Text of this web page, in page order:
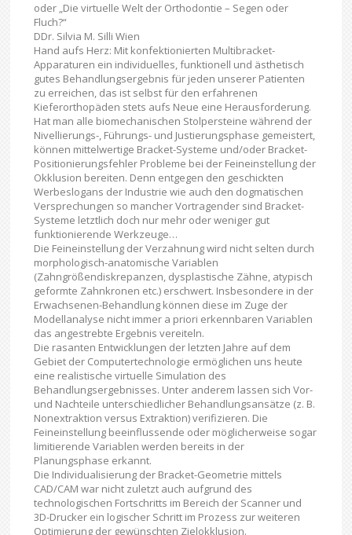
oder „Die virtuelle Welt der Orthodontie – Segen oder
Fluch?“
DDr. Silvia M. Silli Wien
Hand aufs Herz: Mit konfektionierten Multibracket-
Apparaturen ein individuelles, funktionell und ästhetisch
gutes Behandlungsergebnis für jeden unserer Patienten
zu erreichen, das ist selbst für den erfahrenen
Kieferorthopäden stets aufs Neue eine Herausforderung.
Hat man alle biomechanischen Stolpersteine während der
Nivellierungs-, Führungs- und Justierungsphase gemeistert,
können mittelwertige Bracket-Systeme und/oder Bracket-
Positionierungsfehler Probleme bei der Feineinstellung der
Okklusion bereiten. Denn entgegen den geschickten
Werbeslogans der Industrie wie auch den dogmatischen
Versprechungen so mancher Vortragender sind Bracket-
Systeme letztlich doch nur mehr oder weniger gut
funktionierende Werkzeuge…
Die Feineinstellung der Verzahnung wird nicht selten durch
morphologisch-anatomische Variablen
(Zahngrößendiskrepanzen, dysplastische Zähne, atypisch
geformte Zahnkronen etc.) erschwert. Insbesondere in der
Erwachsenen-Behandlung können diese im Zuge der
Modellanalyse nicht immer a priori erkennbaren Variablen
das angestrebte Ergebnis vereiteln.
Die rasanten Entwicklungen der letzten Jahre auf dem
Gebiet der Computertechnologie ermöglichen uns heute
eine realistische virtuelle Simulation des
Behandlungsergebnisses. Unter anderem lassen sich Vor-
und Nachteile unterschiedlicher Behandlungsansätze (z. B.
Nonextraktion versus Extraktion) verifizieren. Die
Feineinstellung beeinflussende oder möglicherweise sogar
limitierende Variablen werden bereits in der
Planungsphase erkannt.
Die Individualisierung der Bracket-Geometrie mittels
CAD/CAM war nicht zuletzt auch aufgrund des
technologischen Fortschritts im Bereich der Scanner und
3D-Drucker ein logischer Schritt im Prozess zur weiteren
Optimierung der gewünschten Zielokklusion.